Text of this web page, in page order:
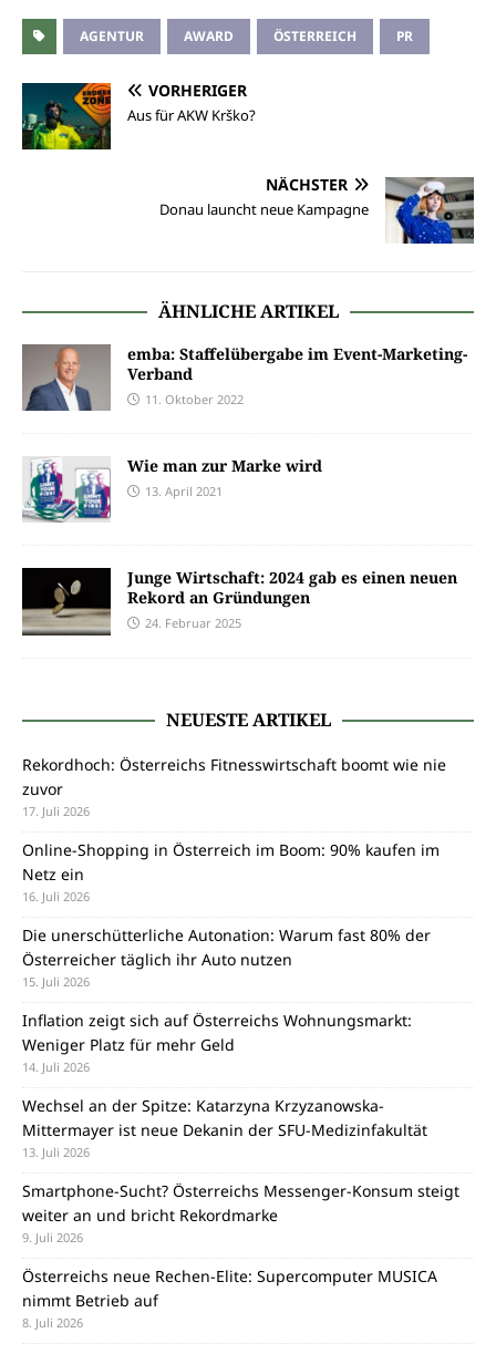
AGENTUR AWARD ÖSTERREICH PR
VORHERIGER
Aus für AKW Krško?
NÄCHSTER
Donau launcht neue Kampagne
ÄHNLICHE ARTIKEL
emba: Staffelübergabe im Event-Marketing-
Verband
11. Oktober 2022
Wie man zur Marke wird
13. April 2021
Junge Wirtschaft: 2024 gab es einen neuen
Rekord an Gründungen
24. Februar 2025
NEUESTE ARTIKEL
Rekordhoch: Österreichs Fitnesswirtschaft boomt wie nie
zuvor
17. Juli 2026
Online-Shopping in Österreich im Boom: 90% kaufen im
Netz ein
16. Juli 2026
Die unerschütterliche Autonation: Warum fast 80% der
Österreicher täglich ihr Auto nutzen
15. Juli 2026
Inflation zeigt sich auf Österreichs Wohnungsmarkt:
Weniger Platz für mehr Geld
14. Juli 2026
Wechsel an der Spitze: Katarzyna Krzyzanowska-
Mittermayer ist neue Dekanin der SFU-Medizinfakultät
13. Juli 2026
Smartphone-Sucht? Österreichs Messenger-Konsum steigt
weiter an und bricht Rekordmarke
9. Juli 2026
Österreichs neue Rechen-Elite: Supercomputer MUSICA
nimmt Betrieb auf
8. Juli 2026